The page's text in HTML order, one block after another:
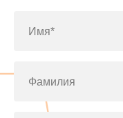
Имя*
Фамилия